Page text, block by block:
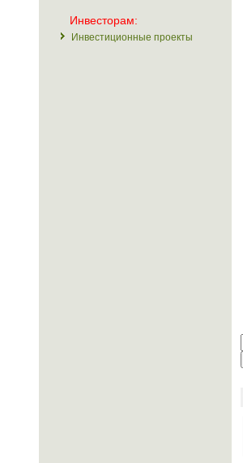
Инвесторам:
Инвестиционные проекты